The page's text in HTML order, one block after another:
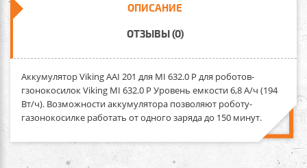
ОПИСАНИЕ
ОТЗЫВЫ (0)
Аккумулятор Viking AAI 201 для MI 632.0 P для роботов-
гзонокосилок Viking MI 632.0 P Уровень емкости 6,8 А/ч (194
Вт/ч). Возможности аккумулятора позволяют роботу-
газонокосилке работать от одного заряда до 150 минут.